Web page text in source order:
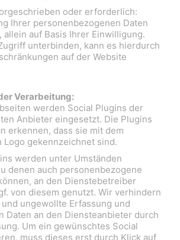
oder erforderlich:
Ihrer personenbezogenen Daten
auf Basis Ihrer Einwilligung.
unterbinden, kann es hierdurch
auf der Website
Verarbeitung:
werden Social Plugins der
Anbieter eingesetzt. Die Plugins
erkennen, dass sie mit dem
Logo gekennzeichnet sind.
werden unter Umständen
denen auch personenbezogene
an den Dienstebetreiber
von diesem genutzt. Wir verhindern
ungewollte Erfassung und
Daten an den Diensteanbieter durch
Um ein gewünschtes Social
muss dieses erst durch Klick auf